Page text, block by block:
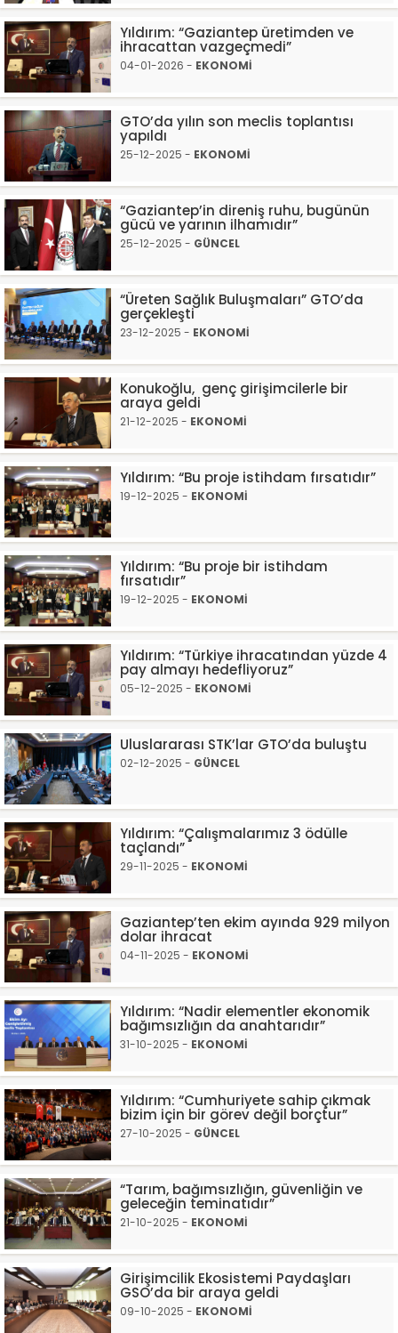
Yıldırım: “Gaziantep üretimden ve
ihracattan vazgeçmedi”
04-01-2026 - EKONOMİ
GTO’da yılın son meclis toplantısı
yapıldı
25-12-2025 - EKONOMİ
“Gaziantep’in direniş ruhu, bugünün
gücü ve yarının ilhamıdır”
25-12-2025 - GÜNCEL
“Üreten Sağlık Buluşmaları” GTO’da
gerçekleşti
23-12-2025 - EKONOMİ
Konukoğlu, genç girişimcilerle bir
araya geldi
21-12-2025 - EKONOMİ
Yıldırım: “Bu proje istihdam fırsatıdır”
19-12-2025 - EKONOMİ
Yıldırım: “Bu proje bir istihdam
fırsatıdır”
19-12-2025 - EKONOMİ
Yıldırım: “Türkiye ihracatından yüzde 4
pay almayı hedefliyoruz”
05-12-2025 - EKONOMİ
Uluslararası STK’lar GTO’da buluştu
02-12-2025 - GÜNCEL
Yıldırım: “Çalışmalarımız 3 ödülle
taçlandı”
29-11-2025 - EKONOMİ
Gaziantep’ten ekim ayında 929 milyon
dolar ihracat
04-11-2025 - EKONOMİ
Yıldırım: “Nadir elementler ekonomik
bağımsızlığın da anahtarıdır”
31-10-2025 - EKONOMİ
Yıldırım: “Cumhuriyete sahip çıkmak
bizim için bir görev değil borçtur”
27-10-2025 - GÜNCEL
“Tarım, bağımsızlığın, güvenliğin ve
geleceğin teminatıdır”
21-10-2025 - EKONOMİ
Girişimcilik Ekosistemi Paydaşları
GSO’da bir araya geldi
09-10-2025 - EKONOMİ